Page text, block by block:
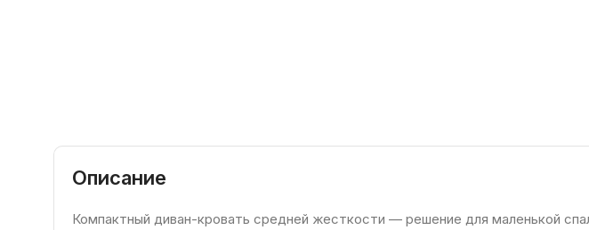
Описание
Компактный диван-кровать средней жесткости — решение для маленькой